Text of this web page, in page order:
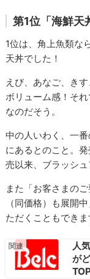
第1位「海鮮天
1位は、角上魚類な
天丼でした！
えび、あなご、き
ボリューム感！そ
なのだそう。
中の人いわく、一
にあるとのこと。
売以来、ブラッシュ
また「お客さまの
（同価格）も展開
ただくこともでき
人
が